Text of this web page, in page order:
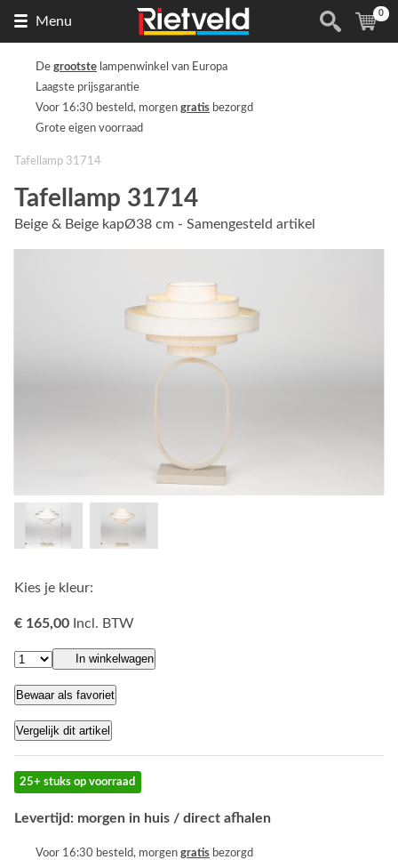
Menu
de
(
0
De grootste lampenwinkel van Europa
Laagste prijsgarantie
Voor 16:30 besteld, morgen gratis bezorgd
Grote eigen voorraad
Tafellamp 31714
Tafellamp 31714
Beige & Beige kapØ38 cm - Samengesteld artikel
Kies je kleur:
€ 165,00 Incl. BTW
In winkelwagen
Bewaar als favoriet
Vergelijk dit artikel
25+ stuks op voorraad
Levertijd: morgen in huis / direct afhalen
Voor 16:30 besteld, morgen gratis bezorgd